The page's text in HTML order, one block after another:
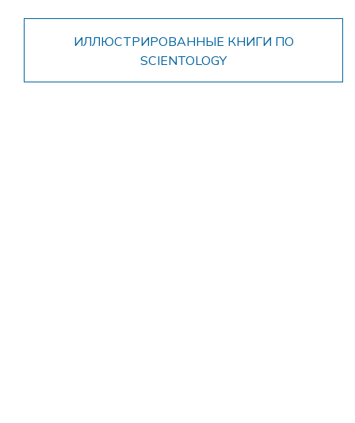
ИЛЛЮСТРИРОВАННЫЕ КНИГИ ПО
SCIENTOLOGY